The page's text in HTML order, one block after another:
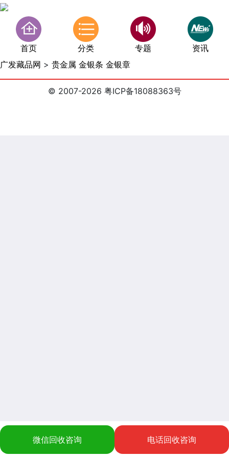
首页 分类 专题
资讯
广发藏品网 > 贵金属 金银条 金银章
© 2007-2026 粤ICP备18088363号
微信回收咨询 电话回收咨询